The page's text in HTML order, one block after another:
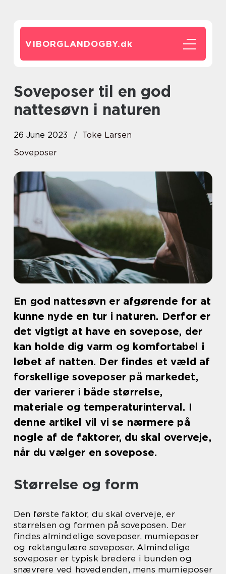
VIBORGLANDOGBY.dk
Soveposer til en god
nattesøvn i naturen
26 June 2023
Toke Larsen
Soveposer
En god nattesøvn er afgørende for at
kunne nyde en tur i naturen. Derfor er
det vigtigt at have en sovepose, der
kan holde dig varm og komfortabel i
løbet af natten. Der findes et væld af
forskellige soveposer på markedet,
der varierer i både størrelse,
materiale og temperaturinterval. I
denne artikel vil vi se nærmere på
nogle af de faktorer, du skal overveje,
når du vælger en sovepose.
Størrelse og form
Den første faktor, du skal overveje, er
størrelsen og formen på soveposen. Der
findes almindelige soveposer, mumieposer
og rektangulære soveposer. Almindelige
soveposer er typisk bredere i bunden og
snævrere ved hovedenden, mens mumieposer